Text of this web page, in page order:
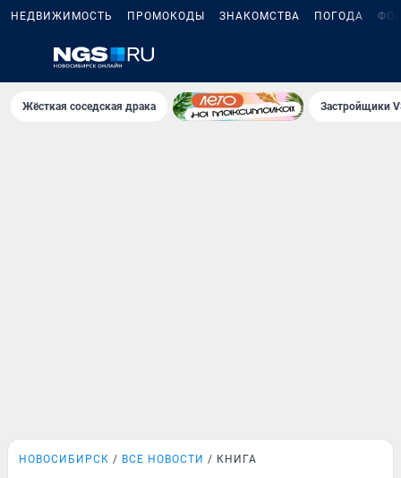
НЕДВИЖИМОСТЬ ПРОМОКОДЫ ЗНАКОМСТВА ПОГОДА
Жёсткая соседская драка Застройщики
НОВОСИБИРСК ВСЕ НОВОСТИ КНИГА